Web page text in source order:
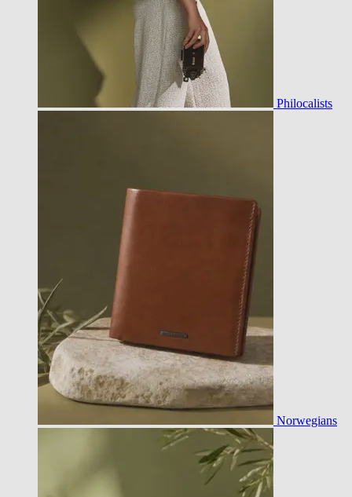
Philocalists
Norwegians